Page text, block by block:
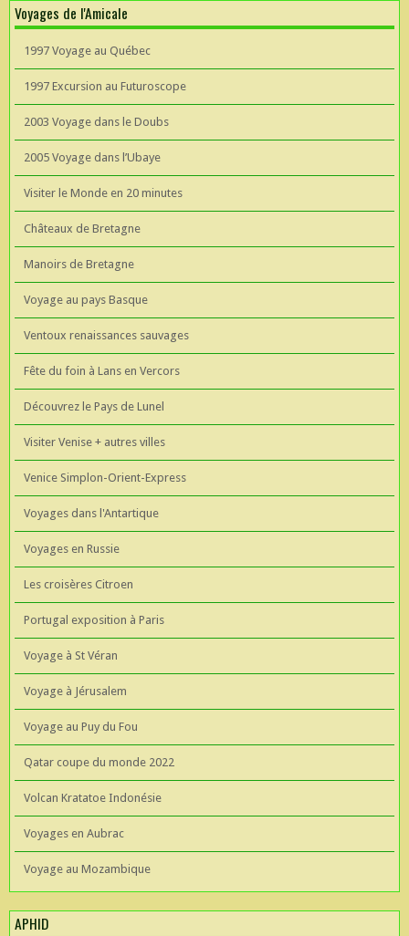
Voyages de l'Amicale
1997 Voyage au Québec
1997 Excursion au Futuroscope
2003 Voyage dans le Doubs
2005 Voyage dans l’Ubaye
Visiter le Monde en 20 minutes
Châteaux de Bretagne
Manoirs de Bretagne
Voyage au pays Basque
Ventoux renaissances sauvages
Fête du foin à Lans en Vercors
Découvrez le Pays de Lunel
Visiter Venise + autres villes
Venice Simplon-Orient-Express
Voyages dans l'Antartique
Voyages en Russie
Les croisères Citroen
Portugal exposition à Paris
Voyage à St Véran
Voyage à Jérusalem
Voyage au Puy du Fou
Qatar coupe du monde 2022
Volcan Kratatoe Indonésie
Voyages en Aubrac
Voyage au Mozambique
APHID